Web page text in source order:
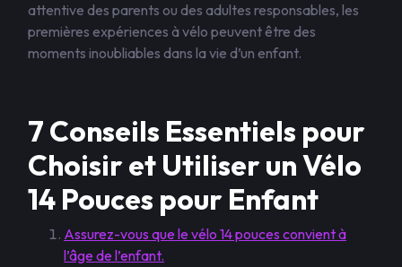
attentive des parents ou des adultes responsables, les
premières expériences à vélo peuvent être des
moments inoubliables dans la vie d’un enfant.
7 Conseils Essentiels pour
Choisir et Utiliser un Vélo
14 Pouces pour Enfant
Assurez-vous que le vélo 14 pouces convient à
l’âge de l’enfant.